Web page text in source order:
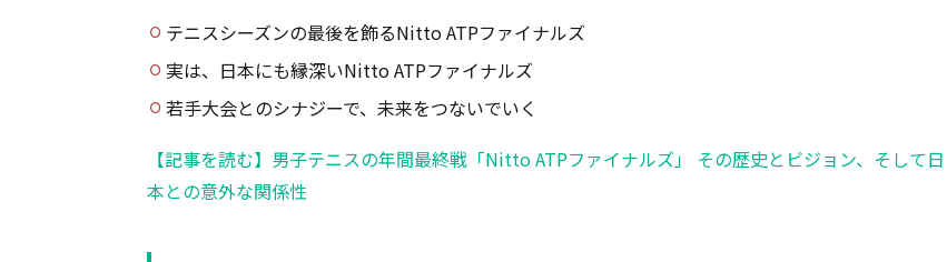
テニスシーズンの最後を飾るNitto ATPファイナルズ
実は、日本にも縁深いNitto ATPファイナルズ
若手大会とのシナジーで、未来をつないでいく
【記事を読む】男子テニスの年間最終戦「Nitto ATPファイナルズ」 その歴史とビジョン、そして日
本との意外な関係性